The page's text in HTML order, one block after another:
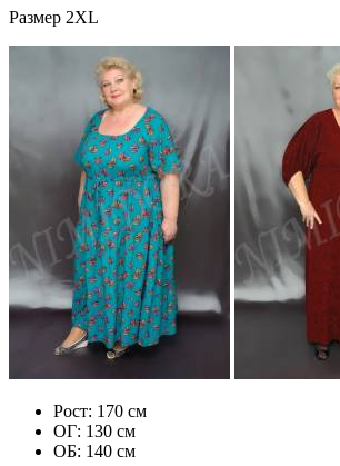
Размер 2XL
Рост: 170 см
ОГ: 130 см
ОБ: 140 см